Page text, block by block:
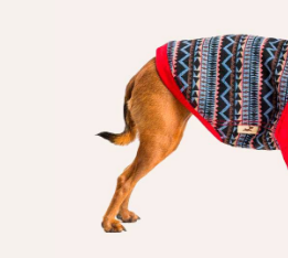
ДЛЯ
Оплата и
Программа
О Нас
Оптовым